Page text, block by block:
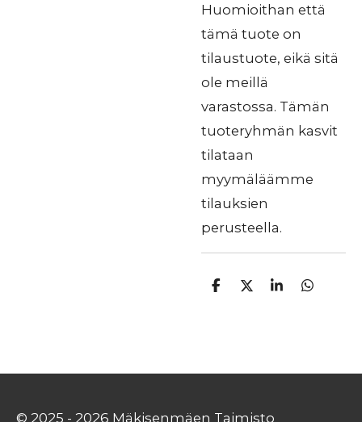
Huomioithan että
tämä tuote on
tilaustuote, eikä sitä
ole meillä
varastossa. Tämän
tuoteryhmän kasvit
tilataan
myymäläämme
tilauksien
perusteella.
J
J
J
J
© 2025 - 2026 Mäkisenmäen Taimisto